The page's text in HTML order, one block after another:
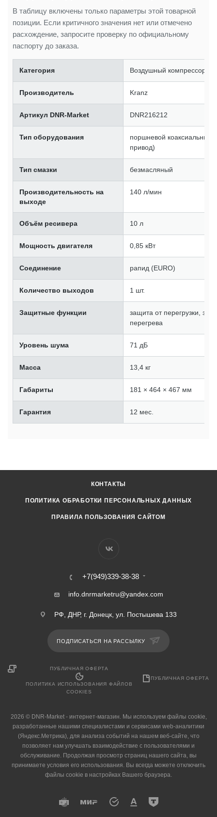
В таблицу включены только параметры этой товарной
позиции. Если критичного значения нет или отмечено
расхождение, запросите проверку по официальному
паспорту до заказа.
Категория Воздушный компрессор
Производитель Kranz
Артикул DNR-Market DNR216212
Тип оборудования
поршневой коаксиальный
привод)
Тип смазки безмасляный
Производительность на
выходе
140 л/мин
Объём ресивера 10 л
Мощность двигателя 0,85 кВт
Соединение рапид (EURO)
Количество выходов 1 шт.
Защитные функции
защита от перегрузки,
перегрева
Уровень шума 71 дБ
Масса 13,4 кг
Габариты 181 × 464 × 467 мм
Гарантия 12 мес.
КОНТАКТЫ
ПОЛИТИКА ОБРАБОТКИ ПЕРСОНАЛЬНЫХ ДАННЫХ
ПРАВИЛА ПОЛЬЗОВАНИЯ САЙТОМ
+7(949)339-38-38
info.dnrmarketru@yandex.com
РФ, ДНР, г. Донецк, ул. Постышева 133
ПОДПИСАТЬСЯ НА РАССЫЛКУ
ПУБЛИЧНАЯ ОФЕРТА
ПОЛИТИКА ИСПОЛЬЗОВАНИЯ ФАЙЛОВ
COOKIES
ПУБЛИЧНАЯ ОФЕРТА
2026 © DNR-Market - интернет-магазин. Мы используем файлы cookie,
разработанные нашими специалистами и сервисами web-аналитики
(Яндекс.Метрика), для анализа событий на нашем веб-сайте, что
позволяет нам улучшать взаимодействие с пользователями и
обслуживание. Продолжая просмотр страниц нашего сайта, вы
принимаете условия его использования. Вы всегда можете отключить
файлы cookie в настройках Вашего браузера.